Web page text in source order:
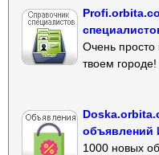
Очень просто
твоем городе!
объявлений
1000 новых